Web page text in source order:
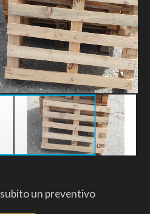
un preventivo